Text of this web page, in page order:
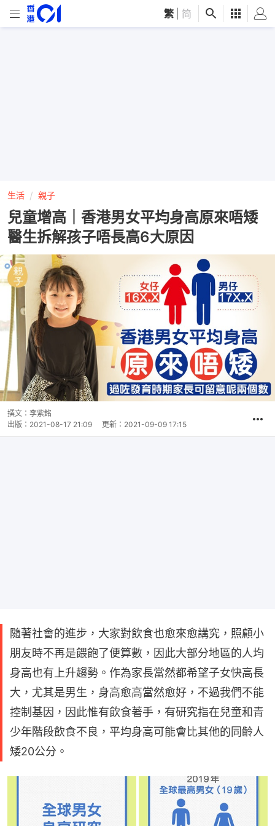
繁 简
生活 親子
兒童增高｜香港男女平均身高原來唔矮
醫生拆解孩子唔長高6大原因
撰文： 李紫銘
出版： 2021-08-17 21:09 更新： 2021-09-09 17:15
隨著社會的進步，大家對飲食也愈來愈講究，照顧小
朋友時不再是餵飽了便算數，因此大部分地區的人均
身高也有上升趨勢。作為家長當然都希望子女快高長
大，尤其是男生，身高愈高當然愈好，不過我們不能
控制基因，因此惟有飲食著手，有研究指在兒童和青
少年階段飲食不良，平均身高可能會比其他的同齡人
矮20公分。